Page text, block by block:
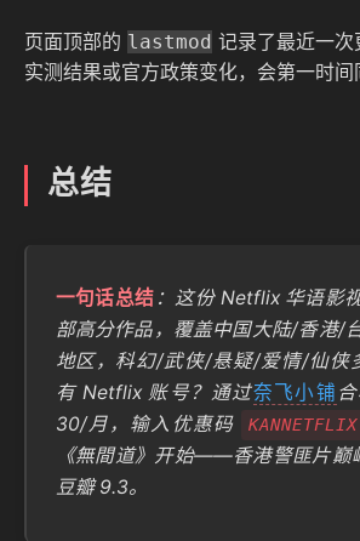
页面顶部的 lastmod 记录了最近一
实测结果或官方政策变化，会第一时间
总结
一句话总结 ：这份 Netflix 华语影
部高分作品，覆盖中国大陆/香港/
地区，科幻/武侠/悬疑/爱情/仙侠
有 Netflix 账号？通过奈飞小铺
30/月，输入优惠码
KANNETFLIX
《無間道》开始——香港警匪片巅
豆瓣 9.3。